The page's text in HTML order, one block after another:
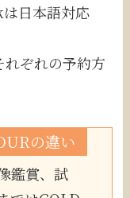
日本語対応
ぞれの予約方
の違い
鑑賞、試